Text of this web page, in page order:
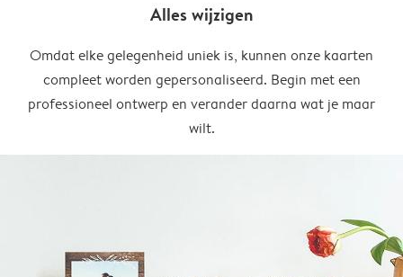
Alles wijzigen
Omdat elke gelegenheid uniek is, kunnen onze kaarten
compleet worden gepersonaliseerd. Begin met een
professioneel ontwerp en verander daarna wat je maar
wilt.